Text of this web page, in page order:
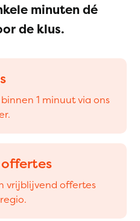
minuten dé
de klus.
1 minuut via ons
vrijblijvend offertes